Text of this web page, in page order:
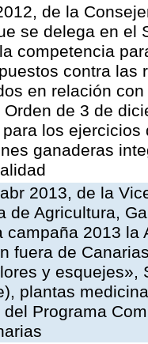
de la
se delega en el
competencia
contra las
en relación
de 3 de
los
ganaderas
2013, de la
de Agricultura,
campaña 2013 la
fuera de
y esquejes»,
plantas
del Programa